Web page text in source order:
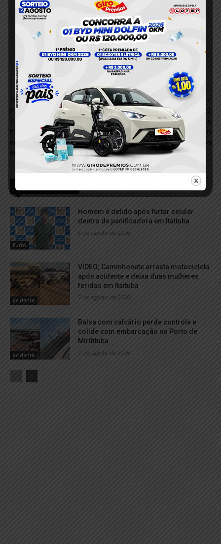
Anterior
Polícia Militar intensifica
fiscalização e apreende
motocicletas com
escapamentos adulterados
em Itaituba
Próximo
Mulher é flagrada com 22
porções de cocaína durante
operação da PM em
comunidade de Itaituba
RELACIONADOS
Furto
Homem é detido após furtar celular
dentro de panificadora em Itaituba
8 de agosto de 2026
acidente
VÍDEO; Caminhonete arrasta motocicleta
após acidente e deixa duas mulheres
feridas em Itaituba
7 de agosto de 2026
acidente
Balsa com calcário perde controle e
colide com embarcação no Porto de
Miritituba
7 de agosto de 2026